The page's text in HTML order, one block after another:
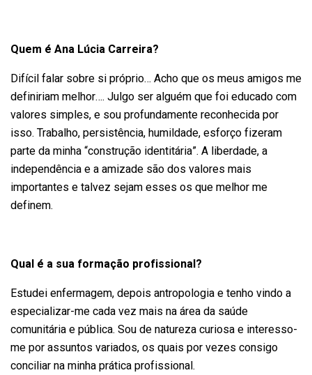
Quem é Ana Lúcia Carreira?
Difícil falar sobre si próprio… Acho que os meus amigos me
definiriam melhor…. Julgo ser alguém que foi educado com
valores simples, e sou profundamente reconhecida por
isso. Trabalho, persistência, humildade, esforço fizeram
parte da minha “construção identitária”. A liberdade, a
independência e a amizade são dos valores mais
importantes e talvez sejam esses os que melhor me
definem.
Qual é a sua formação profissional?
Estudei enfermagem, depois antropologia e tenho vindo a
especializar-me cada vez mais na área da saúde
comunitária e pública. Sou de natureza curiosa e interesso-
me por assuntos variados, os quais por vezes consigo
conciliar na minha prática profissional.